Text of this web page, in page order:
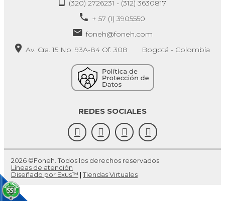
(320) 2726231 - (312) 3630817
+ 57 (1) 3905550
foneh@foneh.com
Av. Cra. 15 No. 93A-84 Of. 308 Bogotá - Colombia
REDES SOCIALES
2026 ©Foneh. Todos los derechos reservados
Líneas de atención
Diseñado por Exus™ |Tiendas Virtuales